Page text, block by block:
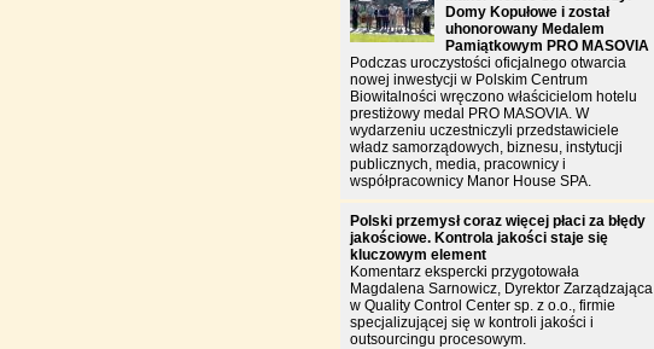
Domy Kopułowe i został
uhonorowany Medalem
Pamiątkowym PRO MASOVIA
Podczas uroczystości oficjalnego otwarcia
nowej inwestycji w Polskim Centrum
Biowitalności wręczono właścicielom hotelu
prestiżowy medal PRO MASOVIA. W
wydarzeniu uczestniczyli przedstawiciele
władz samorządowych, biznesu, instytucji
publicznych, media, pracownicy i
współpracownicy Manor House SPA.
Polski przemysł coraz więcej płaci za błędy
jakościowe. Kontrola jakości staje się
kluczowym element
Komentarz ekspercki przygotowała
Magdalena Sarnowicz, Dyrektor Zarządzająca
w Quality Control Center sp. z o.o., firmie
specjalizującej się w kontroli jakości i
outsourcingu procesowym.